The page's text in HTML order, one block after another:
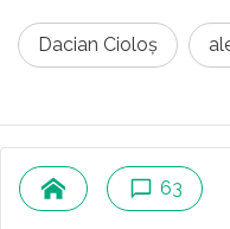
Dacian Cioloș
Îți 63